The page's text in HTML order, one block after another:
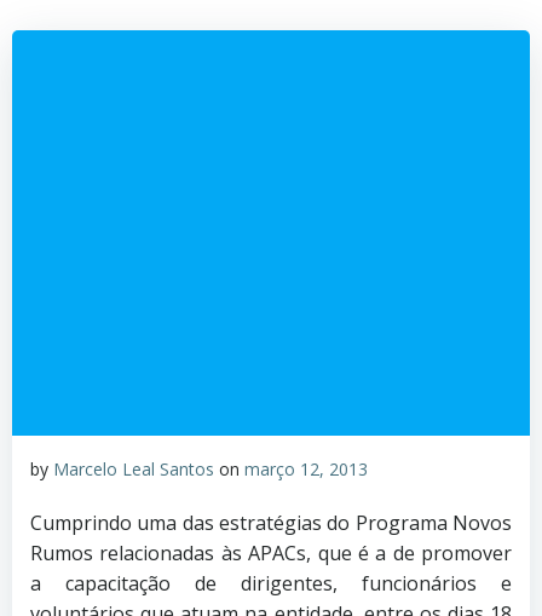
by Marcelo Leal Santos on março 12, 2013
Cumprindo uma das estratégias do Programa Novos
Rumos relacionadas às APACs, que é a de promover
a capacitação de dirigentes, funcionários e